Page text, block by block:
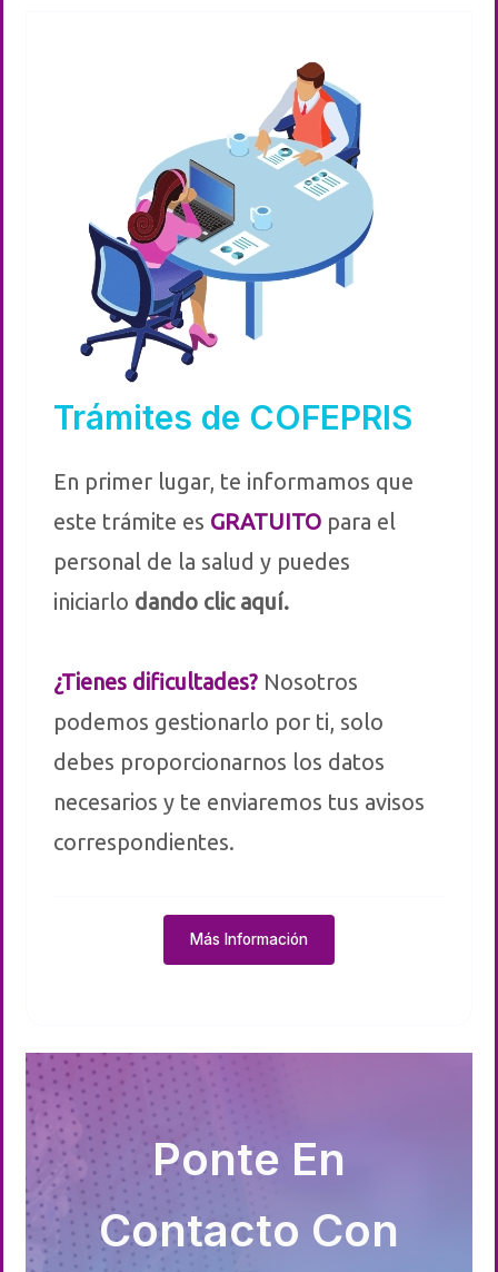
Trámites de COFEPRIS
En primer lugar, te informamos que
este trámite es GRATUITO para el
personal de la salud y puedes
iniciarlo dando clic aquí.
¿Tienes dificultades? Nosotros
podemos gestionarlo por ti, solo
debes proporcionarnos los datos
necesarios y te enviaremos tus avisos
correspondientes.
Más Información
Ponte En
Contacto Con